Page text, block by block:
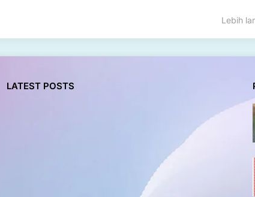
Lebih
LATEST POSTS